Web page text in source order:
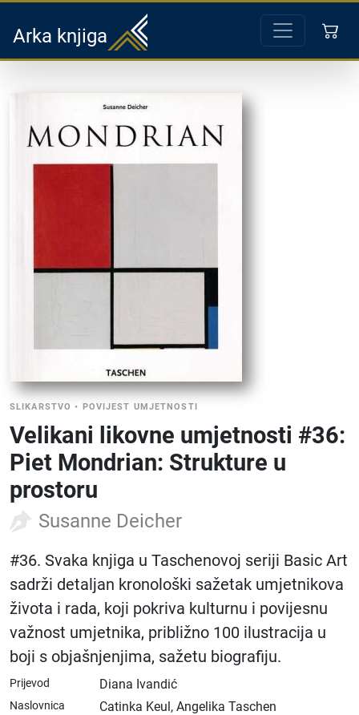
Arka knjiga
SLIKARSTVO • POVIJEST UMJETNOSTI
Velikani likovne umjetnosti #36:
Piet Mondrian: Strukture u
prostoru
Susanne Deicher
#36. Svaka knjiga u Taschenovoj seriji Basic Art
sadrži detaljan kronološki sažetak umjetnikova
života i rada, koji pokriva kulturnu i povijesnu
važnost umjetnika, približno 100 ilustracija u
boji s objašnjenjima, sažetu biografiju.
Prijevod Diana Ivandić
Naslovnica Catinka Keul, Angelika Taschen